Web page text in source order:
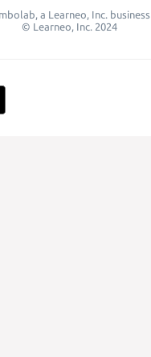
a Learneo, Inc. business
© Learneo, Inc. 2024